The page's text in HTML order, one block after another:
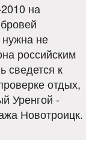
на
нужна не
российским
сведется к
отдых,
Уренгой -
Новотроицк.